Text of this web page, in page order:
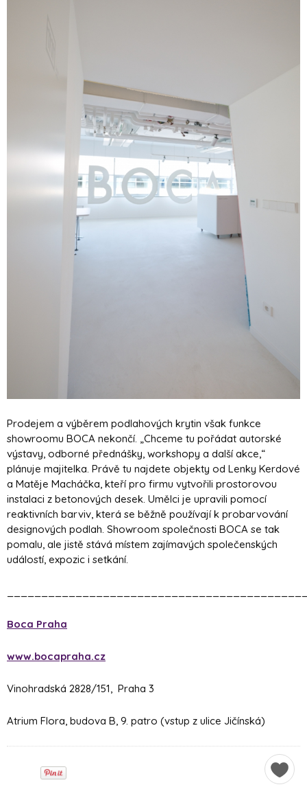
Prodejem a výběrem podlahových krytin však funkce
showroomu BOCA nekončí. „Chceme tu pořádat autorské
výstavy, odborné přednášky, workshopy a další akce,“
plánuje majitelka. Právě tu najdete objekty od Lenky Kerdové
a Matěje Macháčka, kteří pro firmu vytvořili prostorovou
instalaci z betonových desek. Umělci je upravili pomocí
reaktivních barviv, která se běžně používají k probarvování
designových podlah. Showroom společnosti BOCA se tak
pomalu, ale jistě stává místem zajímavých společenských
událostí, expozic i setkání.
Boca Praha
www.bocapraha.cz
Vinohradská 2828/151, Praha 3
Atrium Flora, budova B, 9. patro (vstup z ulice Jičínská)